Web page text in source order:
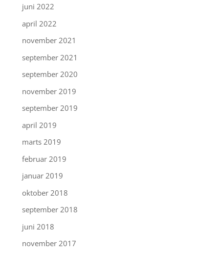
juni 2022
april 2022
november 2021
september 2021
september 2020
november 2019
september 2019
april 2019
marts 2019
februar 2019
januar 2019
oktober 2018
september 2018
juni 2018
november 2017